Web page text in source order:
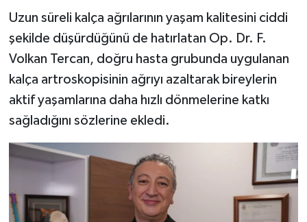
Uzun süreli kalça ağrılarının yaşam kalitesini ciddi
şekilde düşürdüğünü de hatırlatan Op. Dr. F.
Volkan Tercan, doğru hasta grubunda uygulanan
kalça artroskopisinin ağrıyı azaltarak bireylerin
aktif yaşamlarına daha hızlı dönmelerine katkı
sağladığını sözlerine ekledi.